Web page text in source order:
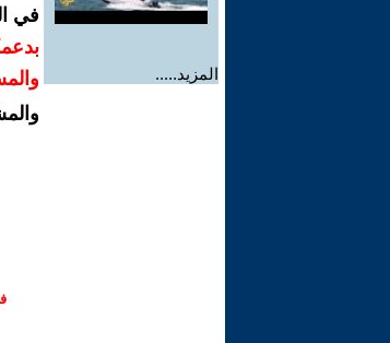
المزيد.....
في